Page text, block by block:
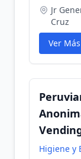
Jr
Cruz
Ver Más
Higiene y